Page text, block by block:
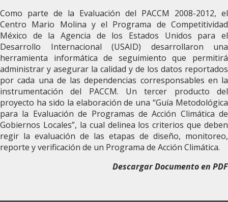
Como parte de la Evaluación del PACCM 2008-2012, el
Centro Mario Molina y el Programa de Competitividad
México de la Agencia de los Estados Unidos para el
Desarrollo Internacional (USAID) desarrollaron una
herramienta informática de seguimiento que permitirá
administrar y asegurar la calidad y de los datos reportados
por cada una de las dependencias corresponsables en la
instrumentación del PACCM. Un tercer producto del
proyecto ha sido la elaboración de una “Guía Metodológica
para la Evaluación de Programas de Acción Climática de
Gobiernos Locales”, la cual delinea los criterios que deben
regir la evaluación de las etapas de diseño, monitoreo,
reporte y verificación de un Programa de Acción Climática.
Descargar Documento en PDF